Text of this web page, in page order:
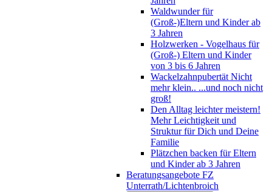
Waldwunder für
(Groß-)Eltern und Kinder ab
3 Jahren
Holzwerken - Vogelhaus für
(Groß-) Eltern und Kinder
von 3 bis 6 Jahren
Wackelzahnpubertät Nicht
mehr klein.. ...und noch nicht
groß!
Den Alltag leichter meistern!
Mehr Leichtigkeit und
Struktur für Dich und Deine
Familie
Plätzchen backen für Eltern
und Kinder ab 3 Jahren
Beratungsangebote FZ
Unterrath/Lichtenbroich